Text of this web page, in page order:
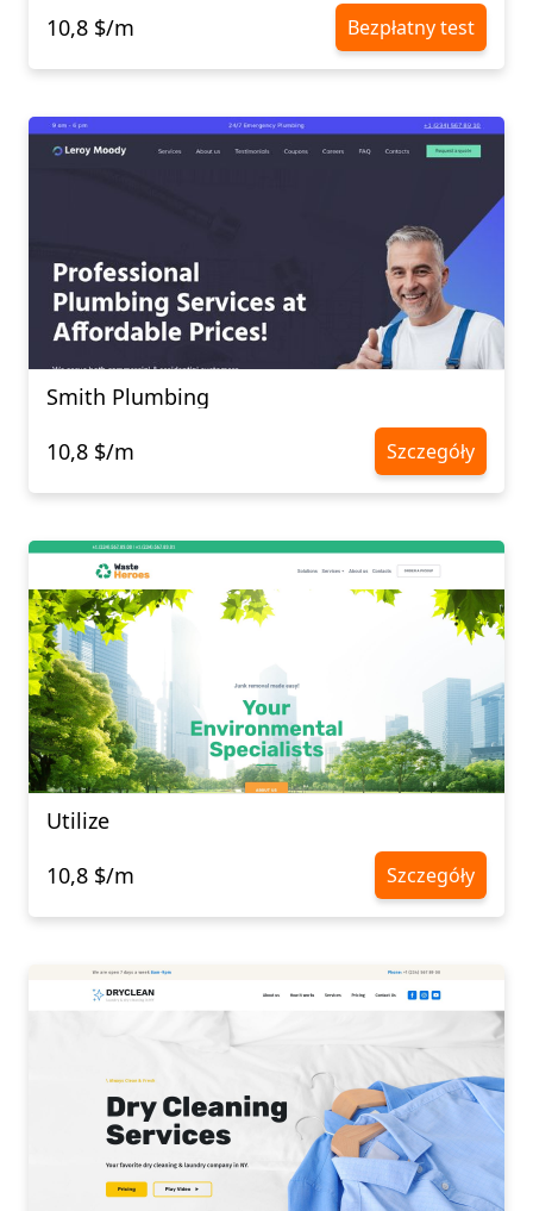
10,8 $/m
Bezpłatny test
Smith Plumbing
10,8 $/m
Szczegóły
Utilize
10,8 $/m
Szczegóły